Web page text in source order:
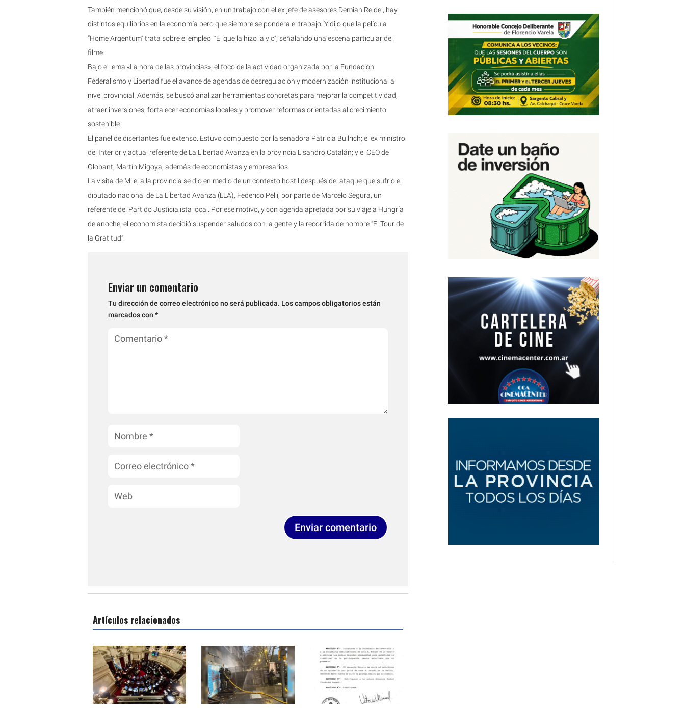
También mencionó que, desde su visión, en un trabajo con el ex jefe de asesores Demian Reidel, hay
distintos equilibrios en la economía pero que siempre se pondera el trabajo. Y dijo que la película
“Home Argentum” trata sobre el empleo. “El que la hizo la vio”, señalando una escena particular del
filme.
Bajo el lema «La hora de las provincias», el foco de la actividad organizada por la Fundación
Federalismo y Libertad fue el avance de agendas de desregulación y modernización institucional a
nivel provincial. Además, se buscó analizar herramientas concretas para mejorar la competitividad,
atraer inversiones, fortalecer economías locales y promover reformas orientadas al crecimiento
sostenible
El panel de disertantes fue extenso. Estuvo compuesto por la senadora Patricia Bullrich; el ex ministro
del Interior y actual referente de La Libertad Avanza en la provincia Lisandro Catalán; y el CEO de
Globant, Martín Migoya, además de economistas y empresarios.
La visita de Milei a la provincia se dio en medio de un contexto hostil después del ataque que sufrió el
diputado nacional de La Libertad Avanza (LLA), Federico Pelli, por parte de Marcelo Segura, un
referente del Partido Justicialista local. Por ese motivo, y con agenda apretada por su viaje a Hungría
de anoche, el economista decidió suspender saludos con la gente y la recorrida de nombre “El Tour de
la Gratitud”.
Enviar un comentario
Tu dirección de correo electrónico no será publicada. Los campos obligatorios están
marcados con *
Enviar comentario
Artículos relacionados